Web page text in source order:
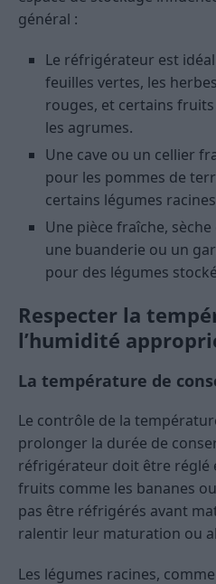
général :
Le réfrigérateur est
feuilles vertes, les
rouges, et certains
les agrumes.
Une cave ou un cellier
pour les pommes de
certains légumes
Une pièce fraîche,
une buanderie ou un
pour des légumes
Respecter la
l’humidité
La température de
Le contrôle de la
prolonger la durée de
réfrigérateur doit être réglé
fruits comme les bananes
pas être réfrigérés avant
ralentir leur maturation ou
Les légumes racines,